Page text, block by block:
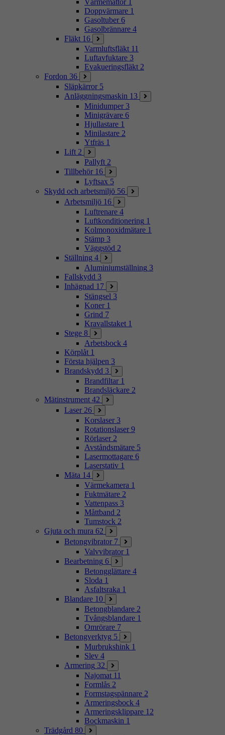
Värmemattor
Doppvärmare 1
Gasoltuber 6
Gasolbrännare 4
Fläkt 16
Varmluftsfläkt 11
Luftavfuktare 3
Evakueringsfläkt 2
Fordon 36
Släpkärror 5
Anläggningsmaskin 13
Minidumper 3
Minigrävare 6
Hjullastare 1
Minilastare 2
Ytfräs 1
Lift 2
Pallyft 2
Tillbehör 16
Lyftsax 5
Skydd och arbetsmiljö 56
Arbetsmiljö 16
Luftrenare 4
Luftkonditionering 1
Kolmonoxidmätare 1
Stämp 3
Väggstöd 2
Ställning 4
Aluminiumställning 3
Fallskydd 3
Inhägnad 17
Stängsel 3
Koner 1
Grind 7
Kravallstaket 1
Stege 8
Arbetsbock 4
Körplåt 1
Första hjälpen 3
Brandskydd 3
Brandfiltar 1
Brandsläckare 2
Mätinstrument 42
Laser 26
Korslaser 3
Rotationslaser 9
Rörlaser 2
Avståndsmätare 5
Lasermottagare 6
Laserstativ 1
Mäta 14
Värmekamera 1
Fuktmätare 2
Vattenpass 3
Måttband 2
Tumstock 2
Gjuta och mura 62
Betongvibrator 7
Valvvibrator 1
Bearbetning 6
Betongglättare 4
Sloda 1
Asfaltsraka 1
Blandare 10
Betongblandare 2
Tvångsblandare 1
Omrörare 7
Betongverktyg 5
Murbrukshink 1
Slev 4
Armering 32
Najomat 11
Formlås 2
Formstagspännare 2
Armeringsbock 4
Armeringsklippare 12
Bockmaskin 1
Trädgård 80